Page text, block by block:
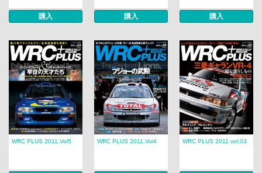
購入 購入 購入
WRC PLUS 2011.Vol5 WRC PLUS 2011.Vol4 WRC PLUS 2011 vol.03